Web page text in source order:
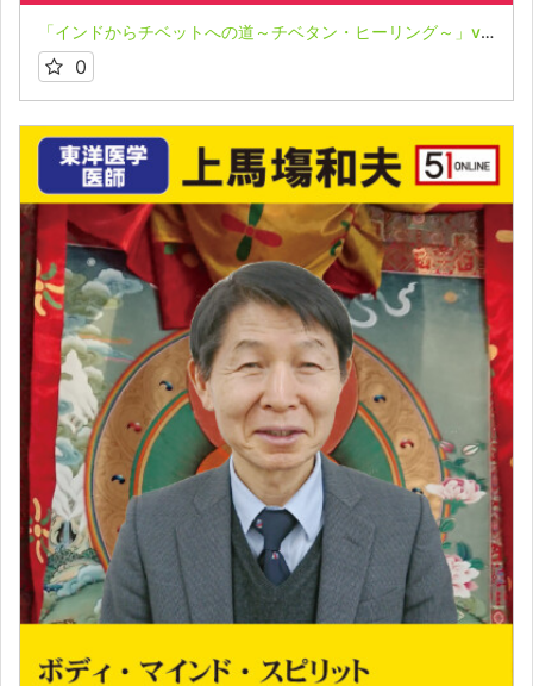
「インドからチベットへの道～チベタン・ヒーリング～」vol.2★西川眞知子
0